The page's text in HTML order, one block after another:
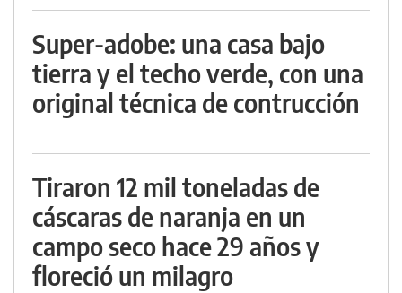
Super-adobe: una casa bajo
tierra y el techo verde, con una
original técnica de contrucción
Tiraron 12 mil toneladas de
cáscaras de naranja en un
campo seco hace 29 años y
floreció un milagro